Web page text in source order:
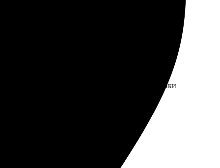
Удивило качество печати — все картинки